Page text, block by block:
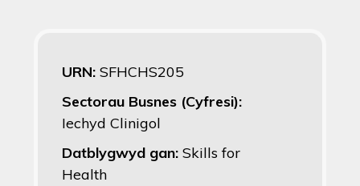
URN: SFHCHS205
Sectorau Busnes (Cyfresi):
Iechyd Clinigol
Datblygwyd gan: Skills for
Health